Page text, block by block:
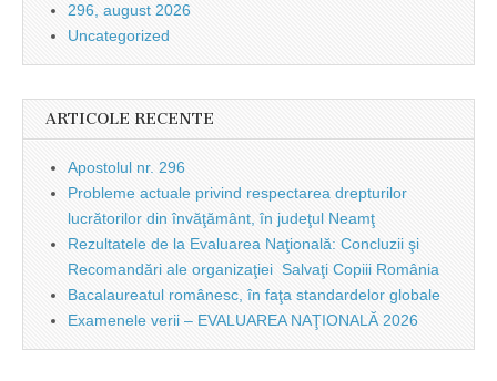
296, august 2026
Uncategorized
ARTICOLE RECENTE
Apostolul nr. 296
Probleme actuale privind respectarea drepturilor
lucrătorilor din învăţământ, în judeţul Neamţ
Rezultatele de la Evaluarea Naţională: Concluzii şi
Recomandări ale organizaţiei Salvaţi Copiii România
Bacalaureatul românesc, în faţa standardelor globale
Examenele verii – EVALUAREA NAŢIONALĂ 2026